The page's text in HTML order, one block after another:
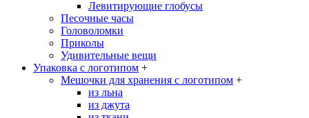
Левитирующие глобусы
Песочные часы
Головоломки
Приколы
Удивительные вещи
Упаковка с логотипом +
Мешочки для хранения с логотипом +
из льна
из джута